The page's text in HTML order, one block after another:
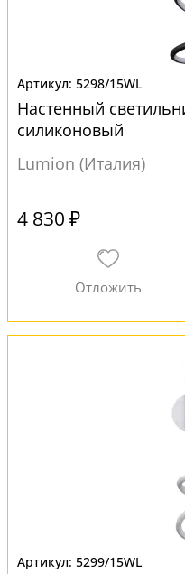
5298/15WL
Настенный
силиконовый
Lumion (Италия)
4 830 ₽
5299/15WL